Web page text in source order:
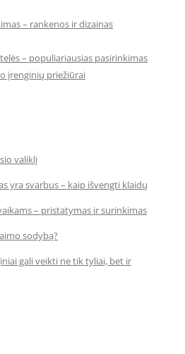
– rankenos ir dizainas
– populiariausias pasirinkimas
įrenginių priežiūrai
valiklį
yra svarbus – kaip išvengti klaidų
– pristatymas ir surinkimas
sodybą?
gali veikti ne tik tyliai, bet ir